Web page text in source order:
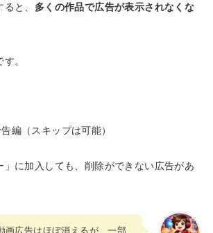
と、 多くの作品で広告が表示されなくな
。
編（スキップは可能）
」に加入しても、削除ができない広告があ
画広告はほぼ消えるが、一部